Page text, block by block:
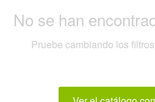
No se han
Pruebe cambiando los